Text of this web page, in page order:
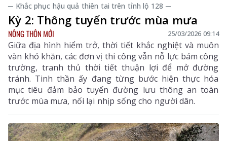
─ Khắc phục hậu quả thiên tai trên tỉnh lộ 128 ─
Kỳ 2: Thông tuyến trước mùa mưa
NÔNG THÔN MỚI 25/03/2026 09:14
Giữa địa hình hiểm trở, thời tiết khắc nghiệt và muôn
vàn khó khăn, các đơn vị thi công vẫn nỗ lực bám công
trường, tranh thủ thời tiết thuận lợi để mở đường
tránh. Tinh thần ấy đang từng bước hiện thực hóa
mục tiêu đảm bảo tuyến đường lưu thông an toàn
trước mùa mưa, nối lại nhịp sống cho người dân.